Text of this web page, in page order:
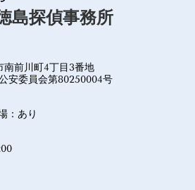
島探偵事務所
南前川町4丁目3番地
安委員会第80250004号
：あり